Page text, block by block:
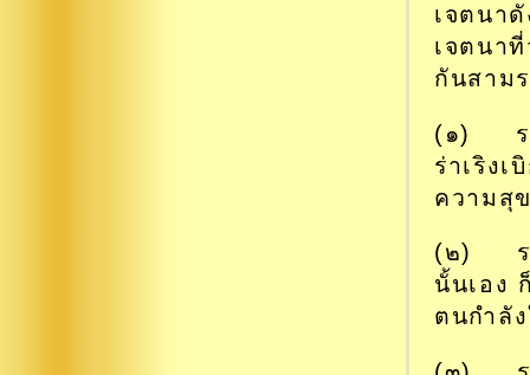
เจตนา
เจตนา
กันสาม
(๑) ระ
ร่าเริง
ความสุ
(๒) ระ
นั้นเอง
ตนกำลั